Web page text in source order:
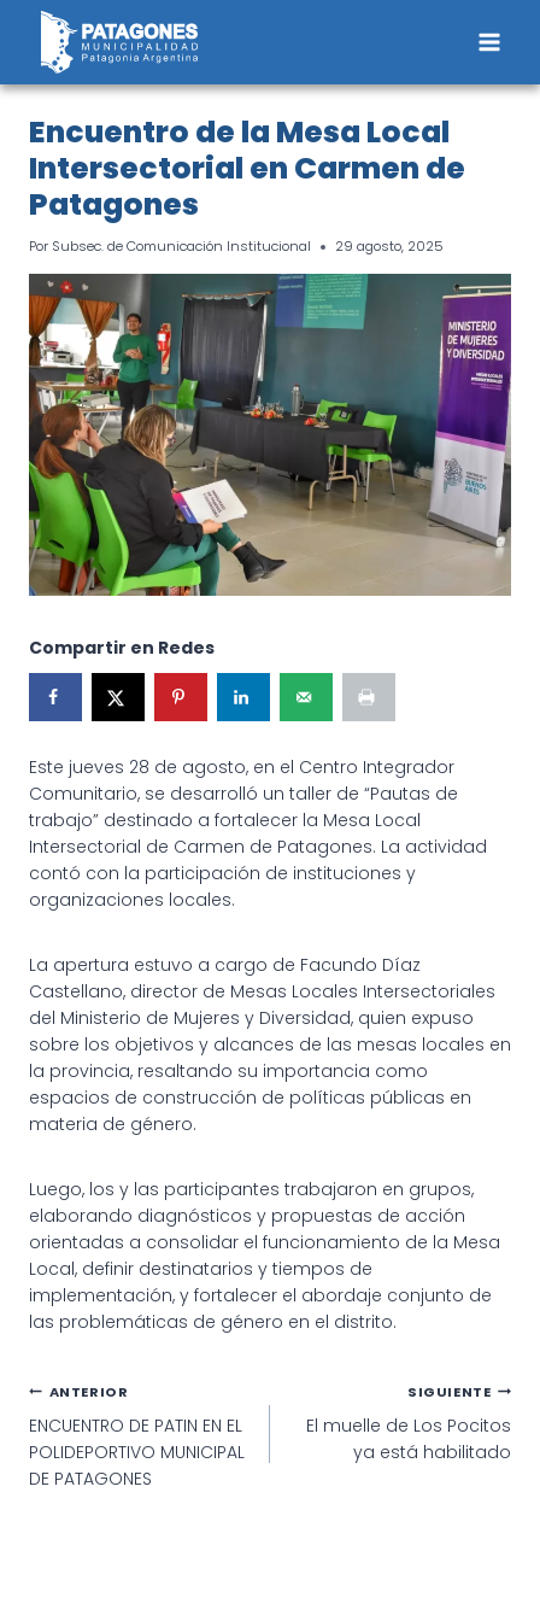
Saltar
contenido
Encuentro de la Mesa Local
Intersectorial en Carmen de
Patagones
Por Subsec. de Comunicación Institucional 29 agosto, 2025
Compartir en Redes
Este jueves 28 de agosto, en el Centro Integrador
Comunitario, se desarrolló un taller de “Pautas de
trabajo” destinado a fortalecer la Mesa Local
Intersectorial de Carmen de Patagones. La actividad
contó con la participación de instituciones y
organizaciones locales.
La apertura estuvo a cargo de Facundo Díaz
Castellano, director de Mesas Locales Intersectoriales
del Ministerio de Mujeres y Diversidad, quien expuso
sobre los objetivos y alcances de las mesas locales en
la provincia, resaltando su importancia como
espacios de construcción de políticas públicas en
materia de género.
Luego, los y las participantes trabajaron en grupos,
elaborando diagnósticos y propuestas de acción
orientadas a consolidar el funcionamiento de la Mesa
Local, definir destinatarios y tiempos de
implementación, y fortalecer el abordaje conjunto de
las problemáticas de género en el distrito.
Navegación
de
entradas
ANTERIOR
ENCUENTRO DE PATIN EN EL
POLIDEPORTIVO MUNICIPAL
DE PATAGONES
SIGUIENTE
El muelle de Los Pocitos
ya está habilitado